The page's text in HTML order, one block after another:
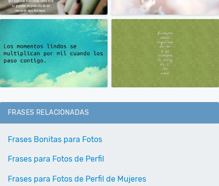
FRASES RELACIONADAS
Frases Bonitas para Fotos
Frases para Fotos de Perfil
Frases para Fotos de Perfil de Mujeres